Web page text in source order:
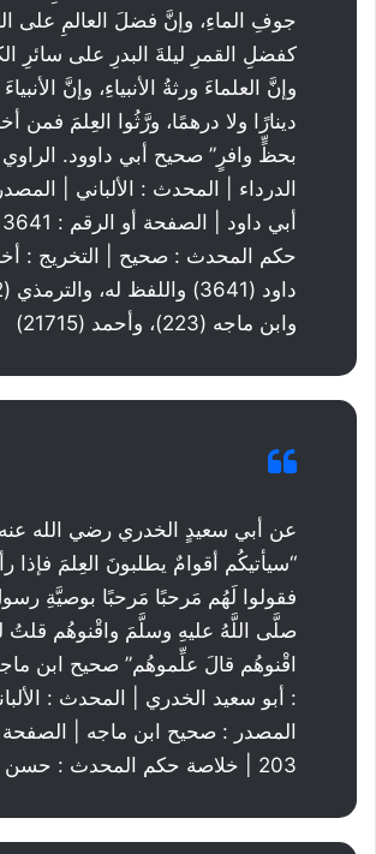
جوفِ الماءِ، وإنَّ فضلَ العالمِ على
كفضلِ القمرِ ليلةَ البدرِ على سائرِ
وإنَّ العلماءَ ورثةُ الأنبياءِ، وإنَّ
دينارًا ولا درهمًا، ورَّثُوا العِلمَ فمن
بحظٍّ وافرٍ” صحيح أبي داوود. الراوي
الدرداء | المحدث : الألباني |
حكم المحدث : صحيح | التخريج :
وابن ماجه (223)، وأحمد (21715)
عن أبي سعيدٍ الخدري رضي الله
“سيأتيكُم أقوامٌ يطلبونَ العِلمَ فإذا
فقولوا لَهُم مَرحبًا مَرحبًا بوصيَّةِ
صلَّى اللَّهُ عليهِ وسلَّمَ واقْنوهُم قلتُ
اقْنوهُم قالَ علِّموهُم” صحيح ابن
: أبو سعيد الخدري | المحدث :
المصدر : صحيح ابن ماجه | الصفحة
203 | خلاصة حكم المحدث : حسن